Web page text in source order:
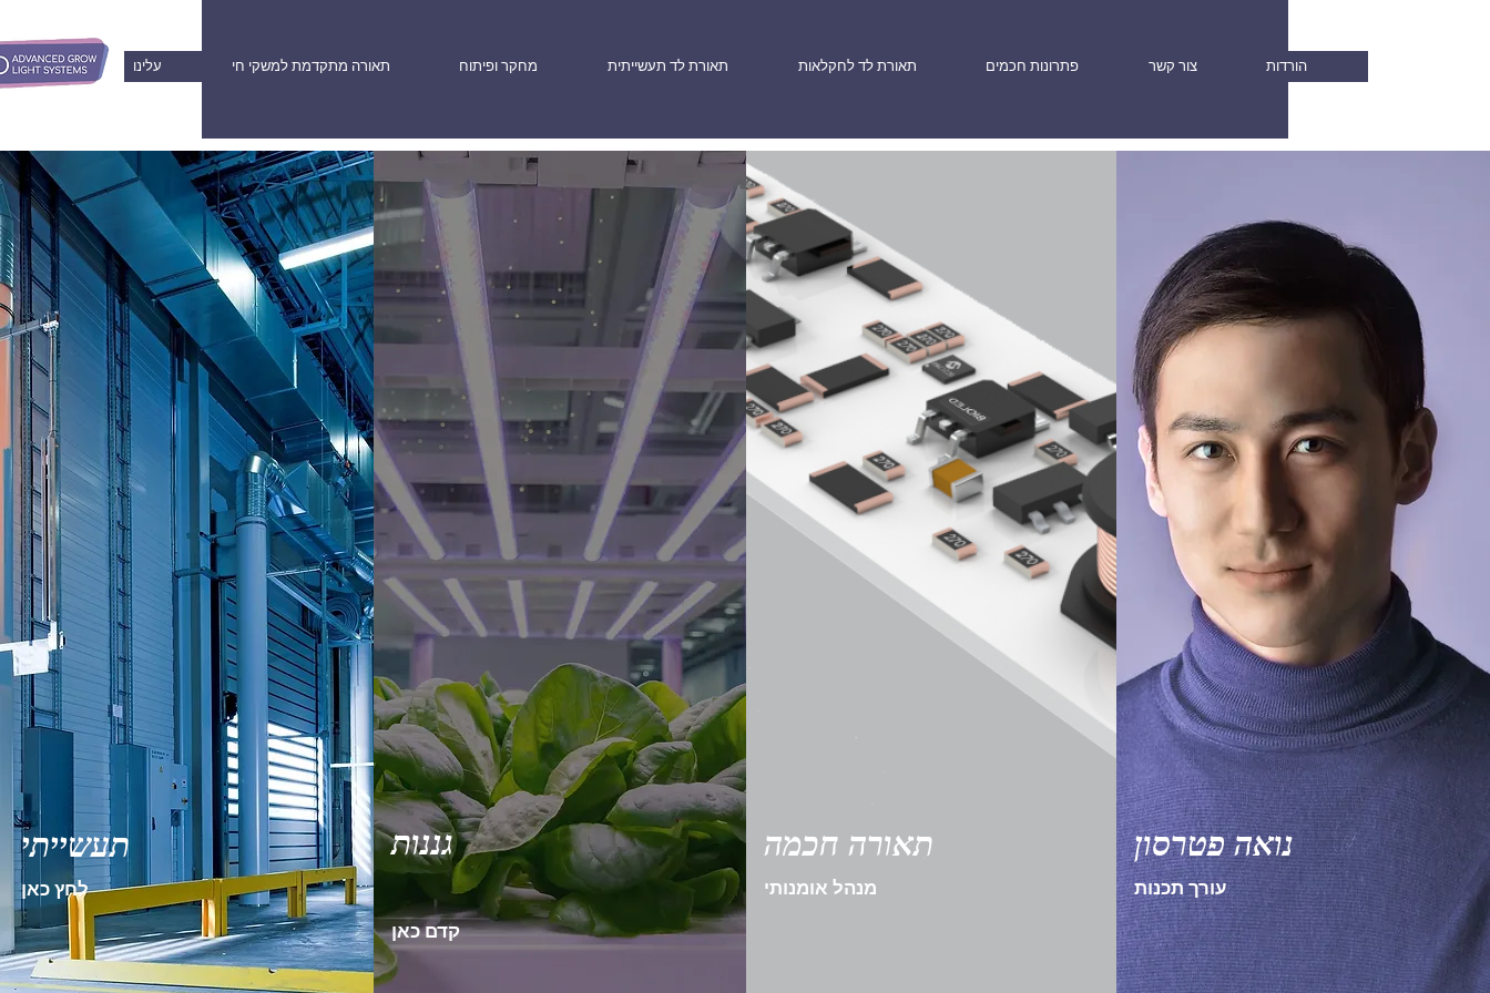
עלינו תאורה מתקדמת למשקי חי מחקר ופיתוח תאורת לד תעשייתית תאורת לד לחקלאות פתרונות חכמים צור קשר הורדות
לחץ כאן
גננות
קדם כאן
תאורה חכמה
מנהל אומנותי
נואה פטרסון
עורך תכנות